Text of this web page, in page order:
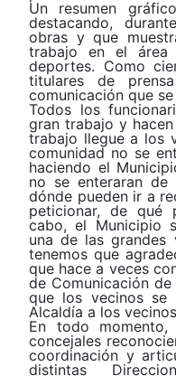
Un resumen
destacando,
obras y que
trabajo en el área
deportes. Como
titulares de
comunicación que
Todos los
gran trabajo y
trabajo llegue a los
comunidad no se
haciendo el
no se enteraran
dónde pueden ir a
peticionar, de qué
cabo, el Municipio
una de las grandes
tenemos que
que hace a veces
de Comunicación
que los vecinos
Alcaldía a los
En todo
concejales
coordinación y
distintas